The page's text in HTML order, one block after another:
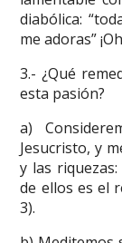
diabólica:
me adoras”
3.- ¿Qué
esta pasión?
a)
Jesucristo, y
y las
de ellos es el
3).